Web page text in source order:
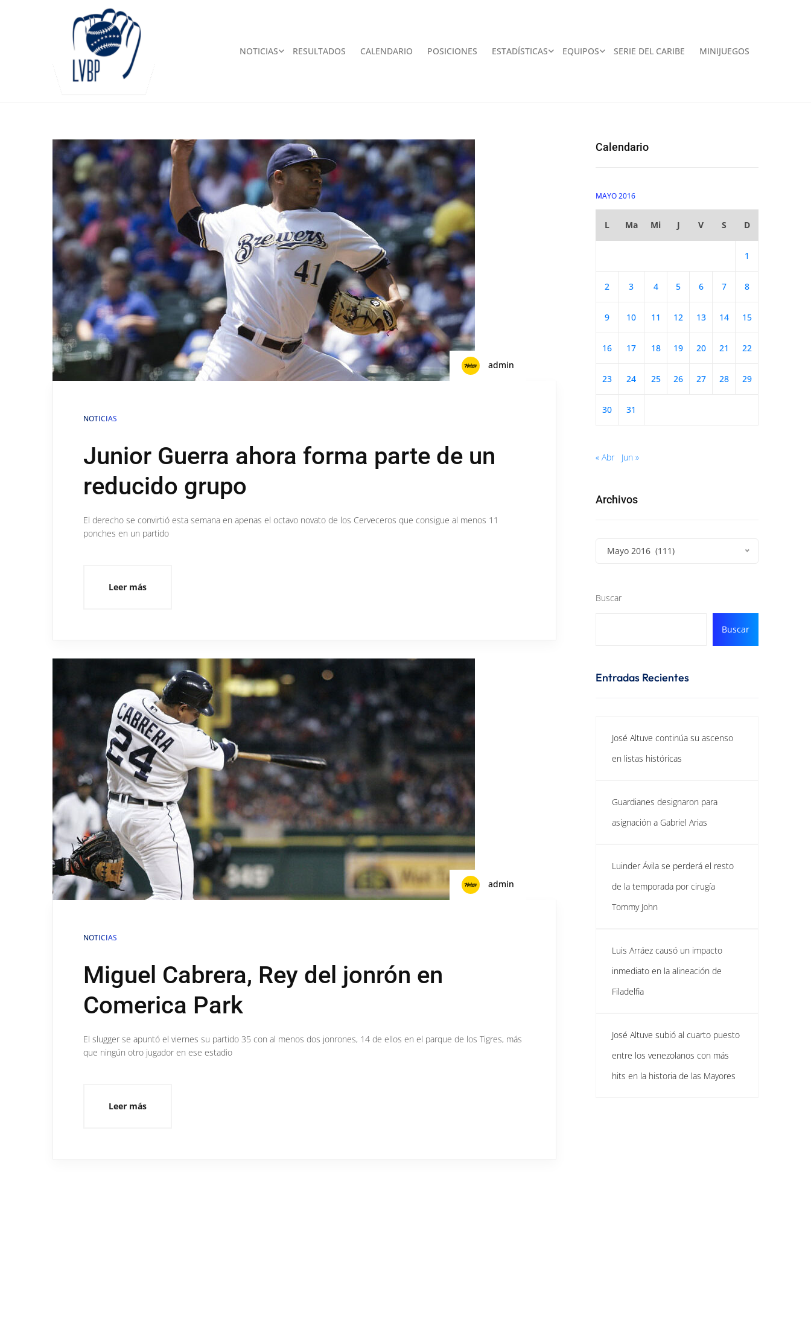
NOTICIAS RESULTADOS CALENDARIO POSICIONES ESTADÍSTICAS EQUIPOS SERIE DEL CARIBE MINIJUEGOS
admin
NOTICIAS
Junior Guerra ahora forma parte de un
reducido grupo
El derecho se convirtió esta semana en apenas el octavo novato de los Cerveceros que consigue al menos 11
ponches en un partido
Leer más
admin
NOTICIAS
Miguel Cabrera, Rey del jonrón en
Comerica Park
El slugger se apuntó el viernes su partido 35 con al menos dos jonrones, 14 de ellos en el parque de los Tigres, más
que ningún otro jugador en ese estadio
Leer más
Calendario
MAYO 2016
L Ma Mi J V S D
1
2 3 4 5 6 7 8
9 10 11 12 13 14 15
16 17 18 19 20 21 22
23 24 25 26 27 28 29
30 31
« Abr Jun »
Archivos
Mayo 2016 (111)
Buscar
Buscar
Entradas Recientes
José Altuve continúa su ascenso
en listas históricas
Guardianes designaron para
asignación a Gabriel Arias
Luinder Ávila se perderá el resto
de la temporada por cirugía
Tommy John
Luis Arráez causó un impacto
inmediato en la alineación de
Filadelfia
José Altuve subió al cuarto puesto
entre los venezolanos con más
hits en la historia de las Mayores